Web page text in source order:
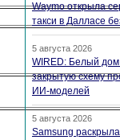
Waymo открыла
такси в Далласе
5 августа 2026
WIRED: Белый дом
закрытую схему
ИИ-моделей
5 августа 2026
Samsung